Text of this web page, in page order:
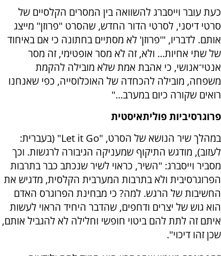
כעת עובר וייסברג להשוואה בין המסרים הקלסיים של
סרטי דיסני, לסרטי הדור החדש, שהסרט "פרוזן" מייצג
אותם. לדבריו, "'פרוזן' לא מסתיים בחתונה כי אם באיחוד
של שתי אחיות... ולא, זה לא מסר אופטימי, זה מסר
אנטי־אנושי, כי אהבת אמת שלא מובילה להקמת
משפחה, מובילה להכחדה של האוכלוסייה, כפי שאנחנו
רואים שקורה כיום במערב..."
פרוגרסיביות פוליתאיסטית
במהלך שיר הנושא של הסרט, "Let it Go" (בעברית:
לעזוב), מודגש התיקוף שמעניקה הגיבורה לרגשות. וכך
מסביר וייסברג: "השיר, כראוי לשיר שנכתב כבר בתרבות
הפרוגרסיבית ולא בתרבות המערבית הקלסית, מדגיש את
החשיבות של הרגש. למה? כי מבחינת הפרוגרס האדם
הוא גוש של יצרים ודחפים, שהדבר היחיד הראוי לעשות
איתם זה לתת להם ביטוי חופשי וחלילה לא להגביל אותם,
שכן זהו דיכוי".